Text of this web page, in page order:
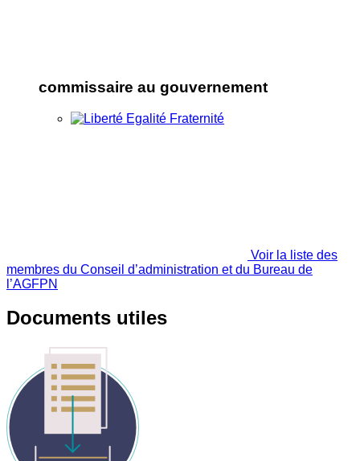
commissaire au gouvernement
Voir la liste des
membres du Conseil d’administration et du Bureau de
l’AGFPN
Documents utiles